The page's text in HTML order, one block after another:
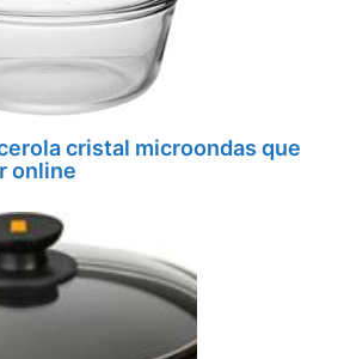
cristal microondas que
online